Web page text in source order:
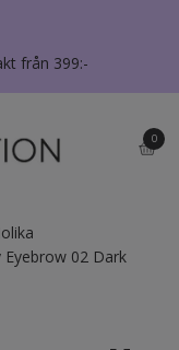
från 399:-
0
Eyebrow 02 Dark